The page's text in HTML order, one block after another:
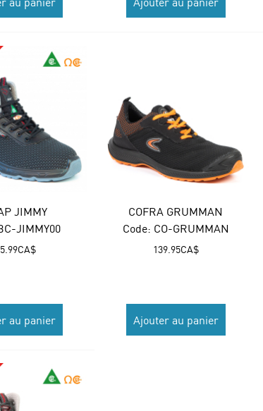
JIMMY
JIMMY00
CA$
au panier
COFRA GRUMMAN
Code: CO-GRUMMAN
CA$
139.95
Ajouter au panier